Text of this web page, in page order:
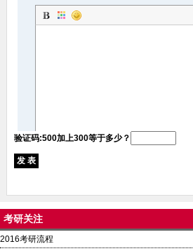
验证码:500加上300等于多少？
考研关注
2016考研流程